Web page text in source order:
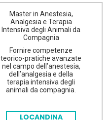
Master in Anestesia,
Analgesia e Terapia
Intensiva degli Animali da
Compagnia
Fornire competenze
teorico-pratiche avanzate
nel campo dell’anestesia,
dell’analgesia e della
terapia intensiva degli
animali da compagnia.
LOCANDINA